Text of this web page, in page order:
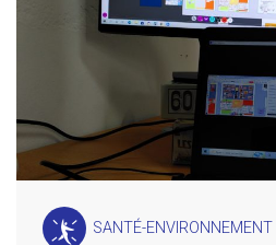
SANTÉ-ENVIRONNEMENT